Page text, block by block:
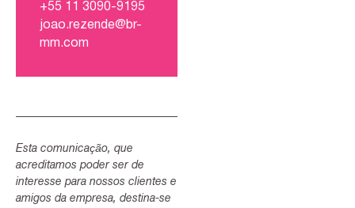
+55 11 3090-9195
joao.rezende@br-
mm.com
Esta comunicação, que
acreditamos poder ser de
interesse para nossos clientes e
amigos da empresa, destina-se